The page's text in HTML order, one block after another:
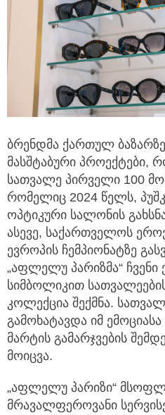
ბრენდმა ქართულ
მასშტაბური პროექტები,
სათვალე პირველი 100
რომელიც 2024 წელს,
ოპტიკური სალონის
ასევე, საქართველოს
ევროპის ჩემპიონატზე
„აფლელუ პარიზმა“ ჩვენი
სიმბოლიკით
კოლექცია შექმნა.
გამოხატავდა იმ
მარტის გამარჯვების
მოიცვა.
„აფლელუ პარიზი“
მრავალფეროვანი